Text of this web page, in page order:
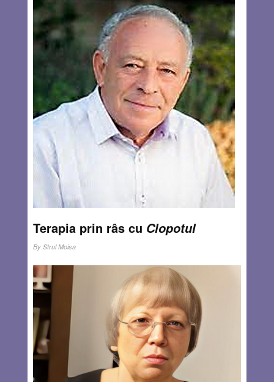
ascuțită a cronicarului să le dibuiască . Îl iubesc pe Radu
Cosașu pentru că a scris des și măreț despre politica de
pe Dâmbovița ori de aiurea, dar el știa foarte bine că
partea esențială a vieții nu e acolo, ci în cronicile de film
ori în reportajele despre Rapiduleț, căci pelicula şi
stadionul nu doar reflectă viața, ele sunt viața
însăși.
Read more…
APR 24, 2023 10 COMMENTS
Terapia prin râs cu Clopotul
By Strul Moisa
Zilele trecute, făcând puțină ordine prin hârtii, am dat
peste Clopotul, ziarul local de Botoșani, datat vineri 19
martie 1976. Nu știu dacă trebuia să râd, sau doar să
zâmbesc. Chiar dacă mi-aș uita adresa ultimei reședințe
din România, nu e nicio problemă: e notată în ziar. Stimați
cititori, vă propun să lecturați cele ce urmează. Sper să
zâmbiți ca și mine. Iată cum am ajuns ”erou” în ziar. Într-o
seară, pe la începutul lunii martie 1976, primesc un telefon
de la Biroul de pașapoarte să mă prezint la dânșii. Familia